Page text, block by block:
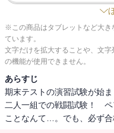
※この商品はタブレットなど大き
ています。
文字だけを拡大することや、文
の機能が使用できません。
あらすじ
期末テストの演習試験が始
二人一組での戦闘試験！ ペ
ことなんて…。でも、必ず